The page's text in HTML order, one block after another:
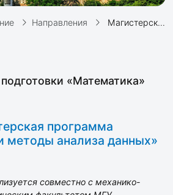
Направления Магистерская программа «Математика и методы анализа данных»
«Математика»
программа
методы анализа данных»
совместно с механико-